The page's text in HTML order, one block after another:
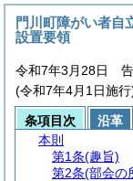
門川町障がい者自
設置要領
令和7年3月28日
(令和7年4月1日施行
条項目次
沿革
本則
第1条(趣旨)
第2条(部会の